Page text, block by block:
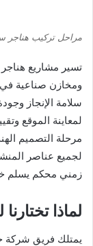
مراحل تركيب هناجر
تسير مشاريع
ومخازن صناعية
سلامة الإنجاز
لمعاينة الموقع
مرحلة التصميم
لجميع عناصر
زمني محكم يسلم
لماذا
يمتلك فريق شركة